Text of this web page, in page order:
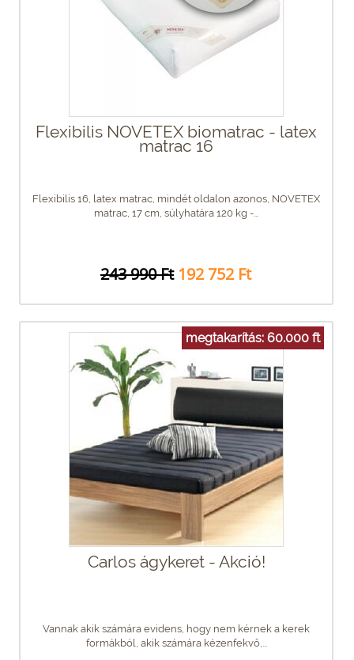
Flexibilis NOVETEX biomatrac - latex
matrac 16
Flexibilis 16, latex matrac, mindét oldalon azonos, NOVETEX
matrac, 17 cm, súlyhatára 120 kg -...
243 990 Ft 192 752 Ft
megtakarítás: 60.000 ft
Carlos ágykeret - Akció!
Vannak akik számára evidens, hogy nem kérnek a kerek
formákból, akik számára kézenfekvő,...